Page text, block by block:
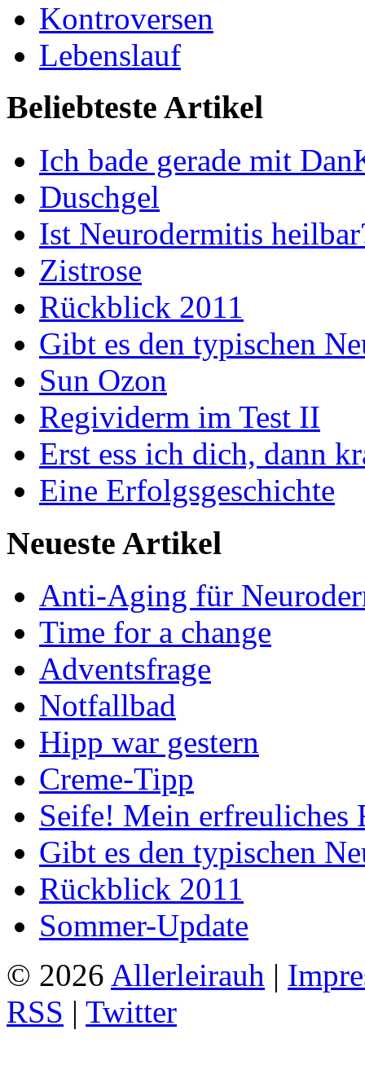
Kontroversen
Lebenslauf
Beliebteste Artikel
Ich bade gerade mit
Duschgel
Ist Neurodermitis
Zistrose
Rückblick 2011
Gibt es den typischen
Sun Ozon
Regividerm im Test II
Erst ess ich dich, dann
Eine Erfolgsgeschichte
Neueste Artikel
Anti-Aging für
Time for a change
Adventsfrage
Notfallbad
Hipp war gestern
Creme-Tipp
Seife! Mein erfreuliches
Gibt es den typischen
Rückblick 2011
Sommer-Update
© 2026 Allerleirauh |
RSS | Twitter